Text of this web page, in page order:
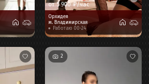
от5 900₽/час
Орхидея
м. Владимирская
Работаю 00-24
2